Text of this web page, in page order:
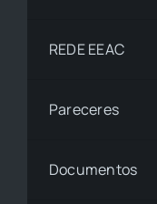
REDE EEAC
Pareceres
Documentos